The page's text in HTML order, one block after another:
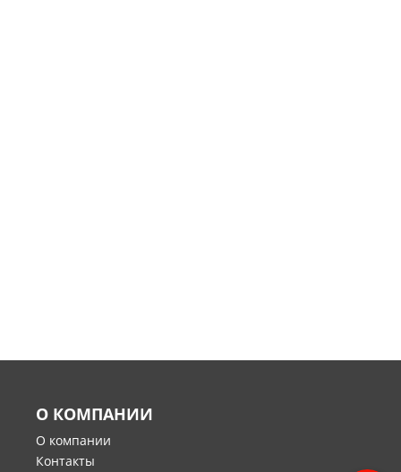
О КОМПАНИИ
О компании
Контакты